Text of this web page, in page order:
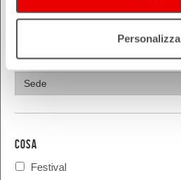
Personalizza
Rimini
COSA
Festival